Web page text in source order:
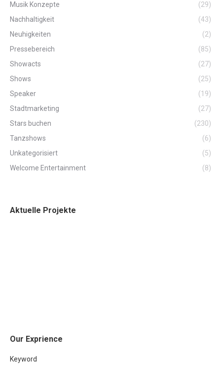
Musik Konzepte
(29)
Nachhaltigkeit
(43)
Neuhigkeiten
(2)
Pressebereich
(85)
Showacts
(27)
Shows
(25)
Speaker
(19)
Stadtmarketing
(27)
Stars buchen
(230)
Tanzshows
(6)
Unkategorisiert
(5)
Welcome Entertainment
(8)
Aktuelle Projekte
Our Exprience
Keyword